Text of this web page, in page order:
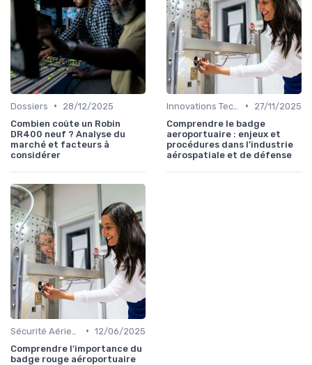
Dossiers •
28/12/2025
Combien coûte un Robin
DR400 neuf ? Analyse du
marché et facteurs à
considérer
•
27/11/2025
Comprendre le badge
aeroportuaire : enjeux et
procédures dans l’industrie
aérospatiale et de défense
• 12/06/2025
Comprendre l'importance du
badge rouge aéroportuaire